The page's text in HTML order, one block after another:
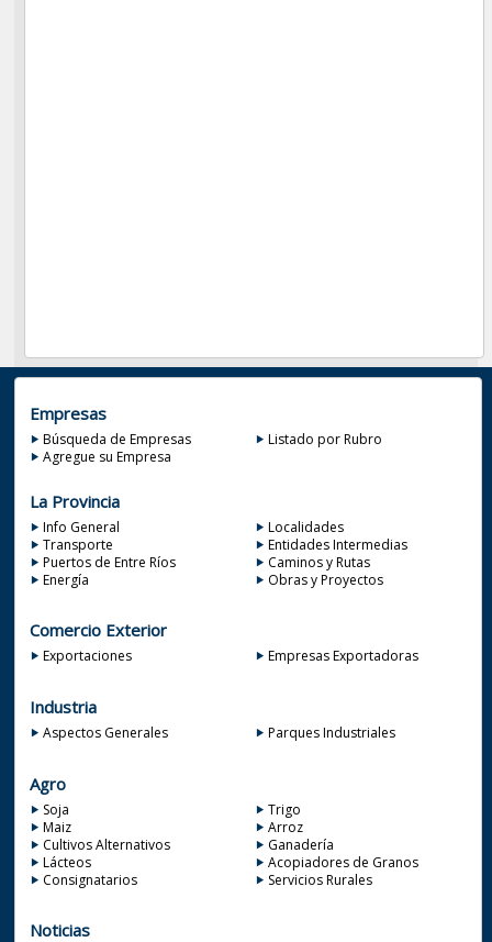
Empresas
Búsqueda de Empresas
Listado por Rubro
Agregue su Empresa
La Provincia
Info General
Localidades
Transporte
Entidades Intermedias
Puertos de Entre Ríos
Caminos y Rutas
Energía
Obras y Proyectos
Comercio Exterior
Exportaciones Empresas Exportadoras
Industria
Aspectos Generales Parques Industriales
Agro
Soja
Trigo
Maiz
Arroz
Cultivos Alternativos
Ganadería
Lácteos
Acopiadores de Granos
Consignatarios
Servicios Rurales
Noticias